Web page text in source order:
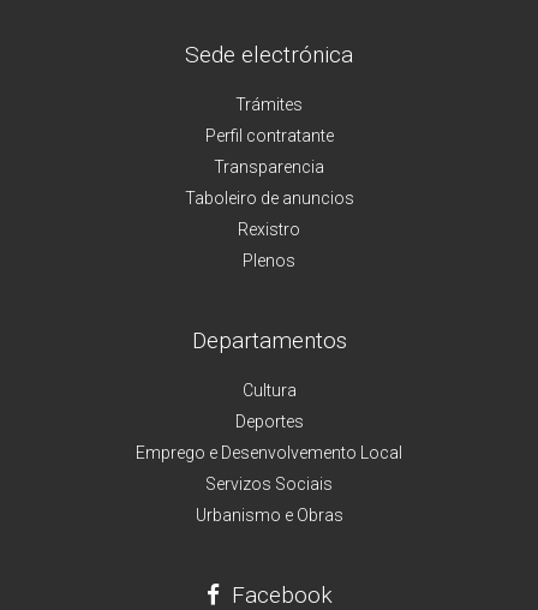
Sede electrónica
Trámites
Perfil contratante
Transparencia
Taboleiro de anuncios
Rexistro
Plenos
Departamentos
Cultura
Deportes
Emprego e Desenvolvemento Local
Servizos Sociais
Urbanismo e Obras
Facebook